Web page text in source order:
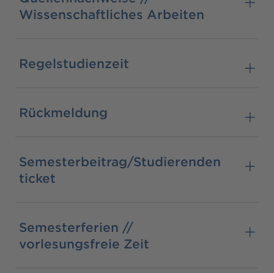
Wissenschaftliches Arbeiten
Regelstudienzeit
Rückmeldung
Semesterbeitrag/Studierenden
ticket
Semesterferien //
vorlesungsfreie Zeit